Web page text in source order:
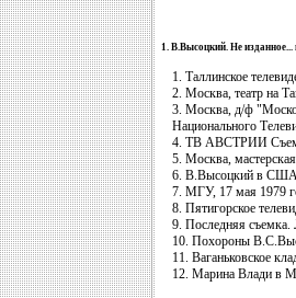
1. В.Высоцкий. Не изданное...
1. Таллинское
2. Москва, театр на
3. Москва, д/ф
Национального
4. ТВ АВСТРИИ
5. Москва,
6. В.Высоцкий в
7. МГУ, 17 мая 1979
8. Пятигорское
9. Последняя съемка.
10. Похороны
11. Ваганьковское
12. Марина Влади в